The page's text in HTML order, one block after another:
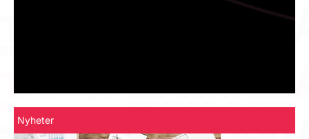
Nyheter